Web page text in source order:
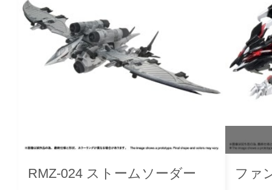
RMZ-024 ストームソーダー ファ